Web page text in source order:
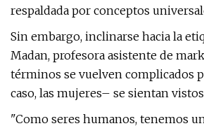
respaldada por conceptos
Sin embargo, inclinarse hacia la
Madan, profesora asistente de
términos se vuelven complicados
caso, las mujeres– se sientan
"Como seres humanos, tenemos